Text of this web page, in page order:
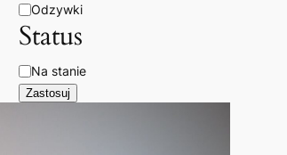
Kategoria
Odzywki
Status
Dostępność
Na stanie
Zastosuj